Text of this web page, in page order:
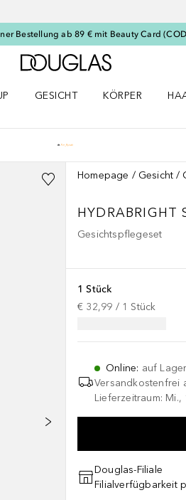
Bestellung ab 89 € mit Beauty Card
Zur Douglas
GESICHT
KÖRPER
Homepage Gesicht
HYDRABRIGHT
Gesichtspflegeset
1 Stück
€ 32,99 / 1 Stück
Online: auf Lager
Versandkostenfrei
Lieferzeitraum: Mi.,
Douglas-Filiale
Filialverfügbarkeit